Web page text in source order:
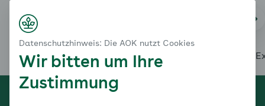
Startseite (Aktuelle Seite)
Über diesen CoachThemenübersicht Unsere
Coach starten
Datenschutzhinweis: Die AOK nutzt Cookies
Wir bitten um Ihre
Zustimmung